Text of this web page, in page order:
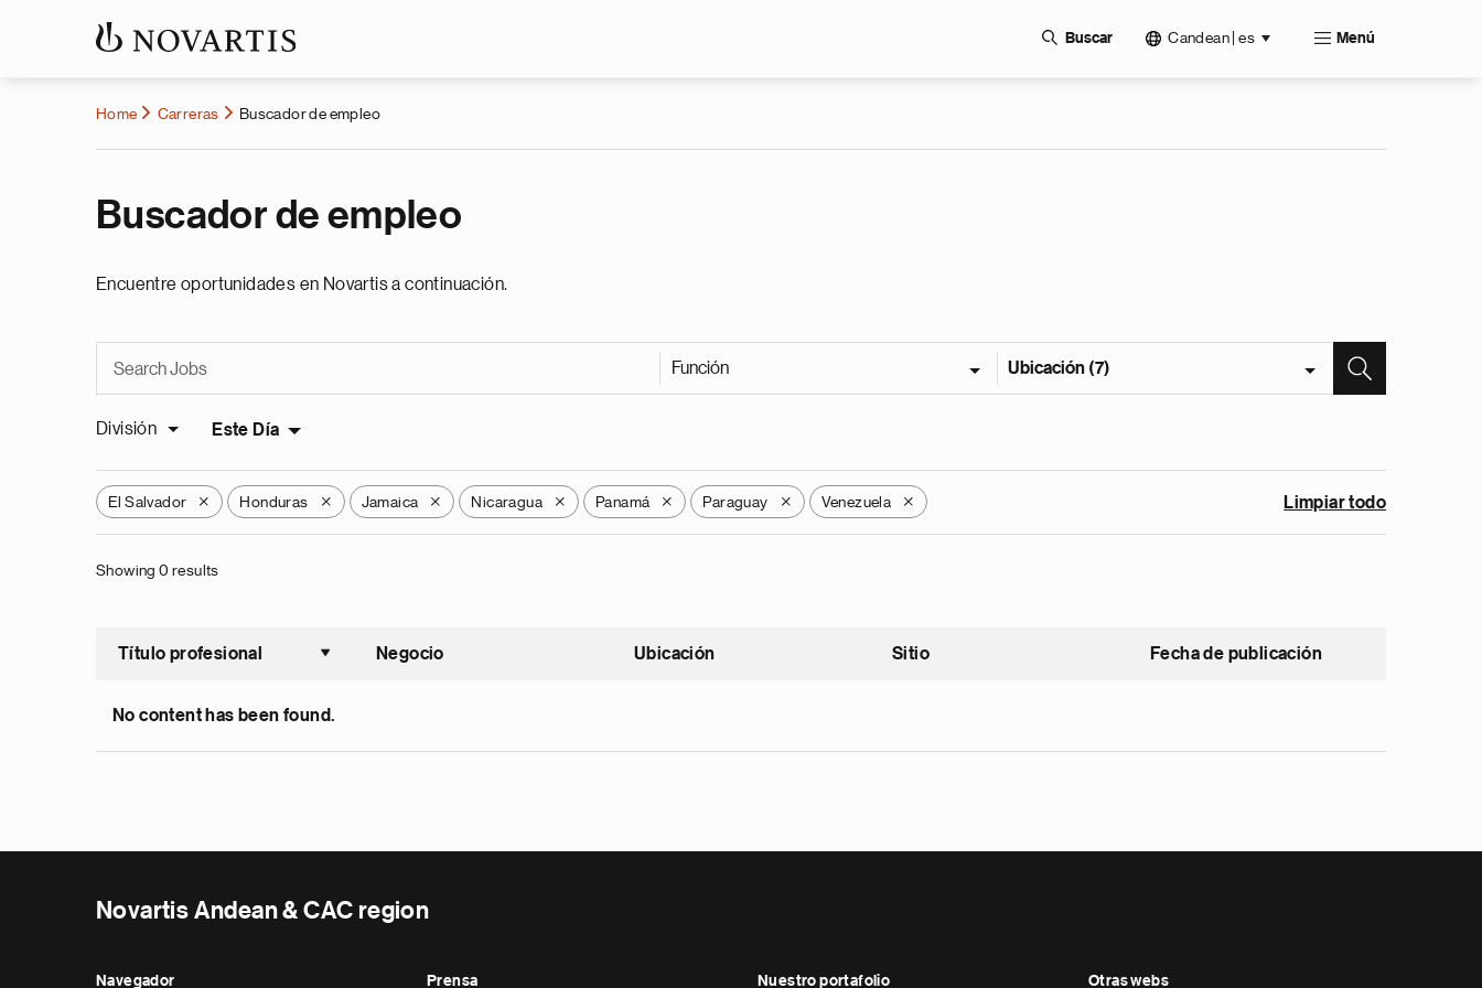
Buscar Candean | es Menú
Home Carreras Buscador de empleo
Buscador de empleo
Encuentre oportunidades en Novartis a continuación.
Función Ubicación (7)
División Este Día
El Salvador X Honduras X Jamaica X Nicaragua X Panamá X Paraguay X Venezuela X Limpiar todo
Showing 0 results
Título profesional
Ordenar ascendente
Negocio Ubicación Sitio Fecha de publicación
No content has been found.
Novartis Andean & CAC region
Navegador Prensa Nuestro portafolio Otras webs